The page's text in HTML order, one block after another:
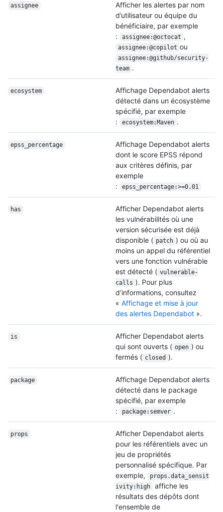
assignee
Afficher les alertes par nom
d’utilisateur ou équipe du
bénéficiaire, par exemple
:
assignee:@octocat ,
assignee:@copilot ou
assignee:@github/security-
team .
ecosystem
Affichage Dependabot alerts
détecté dans un écosystème
spécifié, par exemple
:
ecosystem:Maven .
epss_percentage
Affichage Dependabot alerts
dont le score EPSS répond
aux critères définis, par
exemple
:
epss_percentage:>=0.01
has
Afficher Dependabot alerts
les vulnérabilités où une
version sécurisée est déjà
disponible ( patch ) ou où au
moins un appel du référentiel
vers une fonction vulnérable
est détecté ( vulnerable-
calls ). Pour plus
d’informations, consultez
« Affichage et mise à jour
des alertes Dependabot ».
is
Afficher Dependabot alerts
qui sont ouverts ( open ) ou
fermés ( closed ).
package
Affichage Dependabot alerts
détecté dans le package
spécifié, par exemple
:
package:semver .
props
Afficher Dependabot alerts
pour les référentiels avec un
jeu de propriétés
personnalisé spécifique. Par
exemple,
props.data_sensit
ivity:high
affiche les
résultats des dépôts dont
l'ensemble de